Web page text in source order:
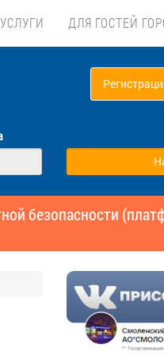
УСЛУГИ ДЛЯ ГОСТЕЙ
безопасности